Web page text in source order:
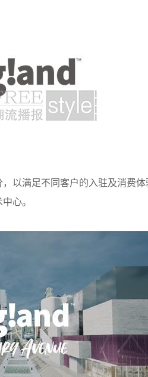
以满足不同客户的入驻及消费
心。